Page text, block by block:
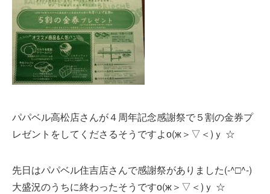
パパベル高松店さんが４周年記念感謝祭で５割の金券プ
レゼントをしてくださるそうですよо(ж＞▽＜)ｙ ☆
先日はパパベル住吉店さんで感謝祭がありました(-^□^-)
大盛況のうちに終わったそうですо(ж＞▽＜)ｙ ☆